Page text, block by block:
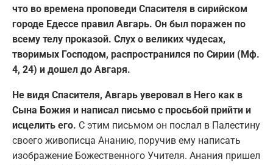
что во времена проповеди Спасителя в сирийском
городе Едессе правил Авгарь. Он был поражен по
всему телу проказой. Слух о великих чудесах,
творимых Господом, распространился по Сирии (Мф.
4, 24) и дошел до Авгаря.
Не видя Спасителя, Авгарь уверовал в Него как в
Сына Божия и написал письмо с просьбой прийти и
исцелить его. С этим письмом он послал в Палестину
своего живописца Ананию, поручив ему написать
изображение Божественного Учителя. Анания пришел